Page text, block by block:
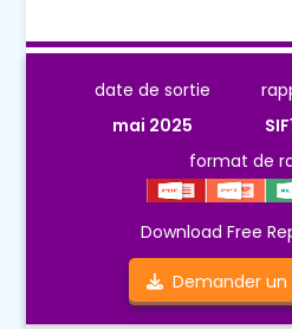
date de sortie
mai 2025
format de
Download Free
Demander un